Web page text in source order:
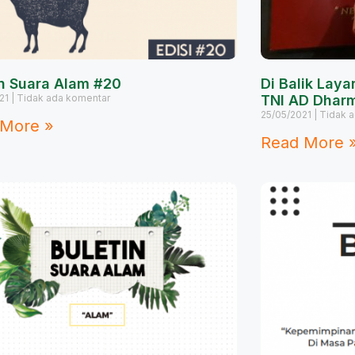
Suara Alam #20
Tidak ada komentar
»
Di Balik
TNI AD
25/05/2021 Tidak
Read More